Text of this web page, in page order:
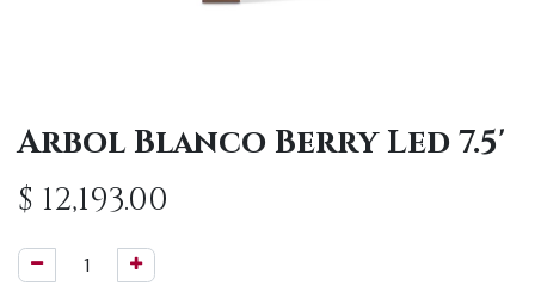
Arbol Blanco Berry Led 7.5'
$ 12,193.00